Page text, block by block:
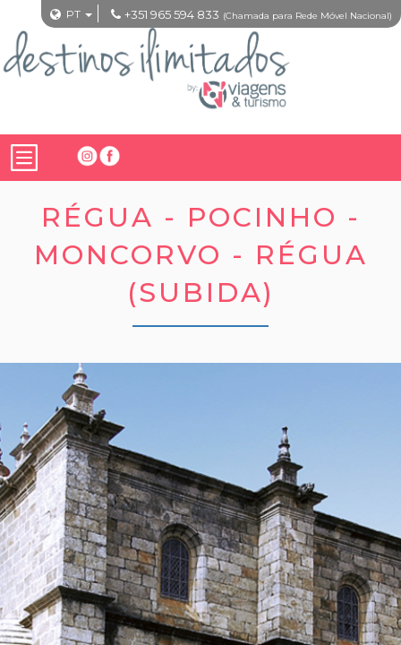
PT +351 965 594 833 (Chamada para Rede Móvel Nacional)
RÉGUA - POCINHO -
MONCORVO - RÉGUA
(SUBIDA)